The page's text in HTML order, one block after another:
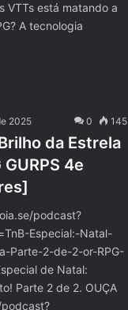
VTTs está matando a
A tecnologia
2025 0 145
da Estrela
4e
podcast?
Especial:-Natal-
Parte-2-de-2-or-RPG-
de Natal:
Parte 2 de 2. OUÇA